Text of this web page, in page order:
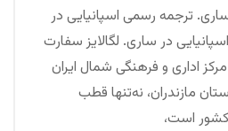
ساری. ترجمه رسمی اسپانیایی در
در ساری. لگالایز سفارت
اداری و فرهنگی شمال ایران
مازندران، نه‌تنها قطب
است،